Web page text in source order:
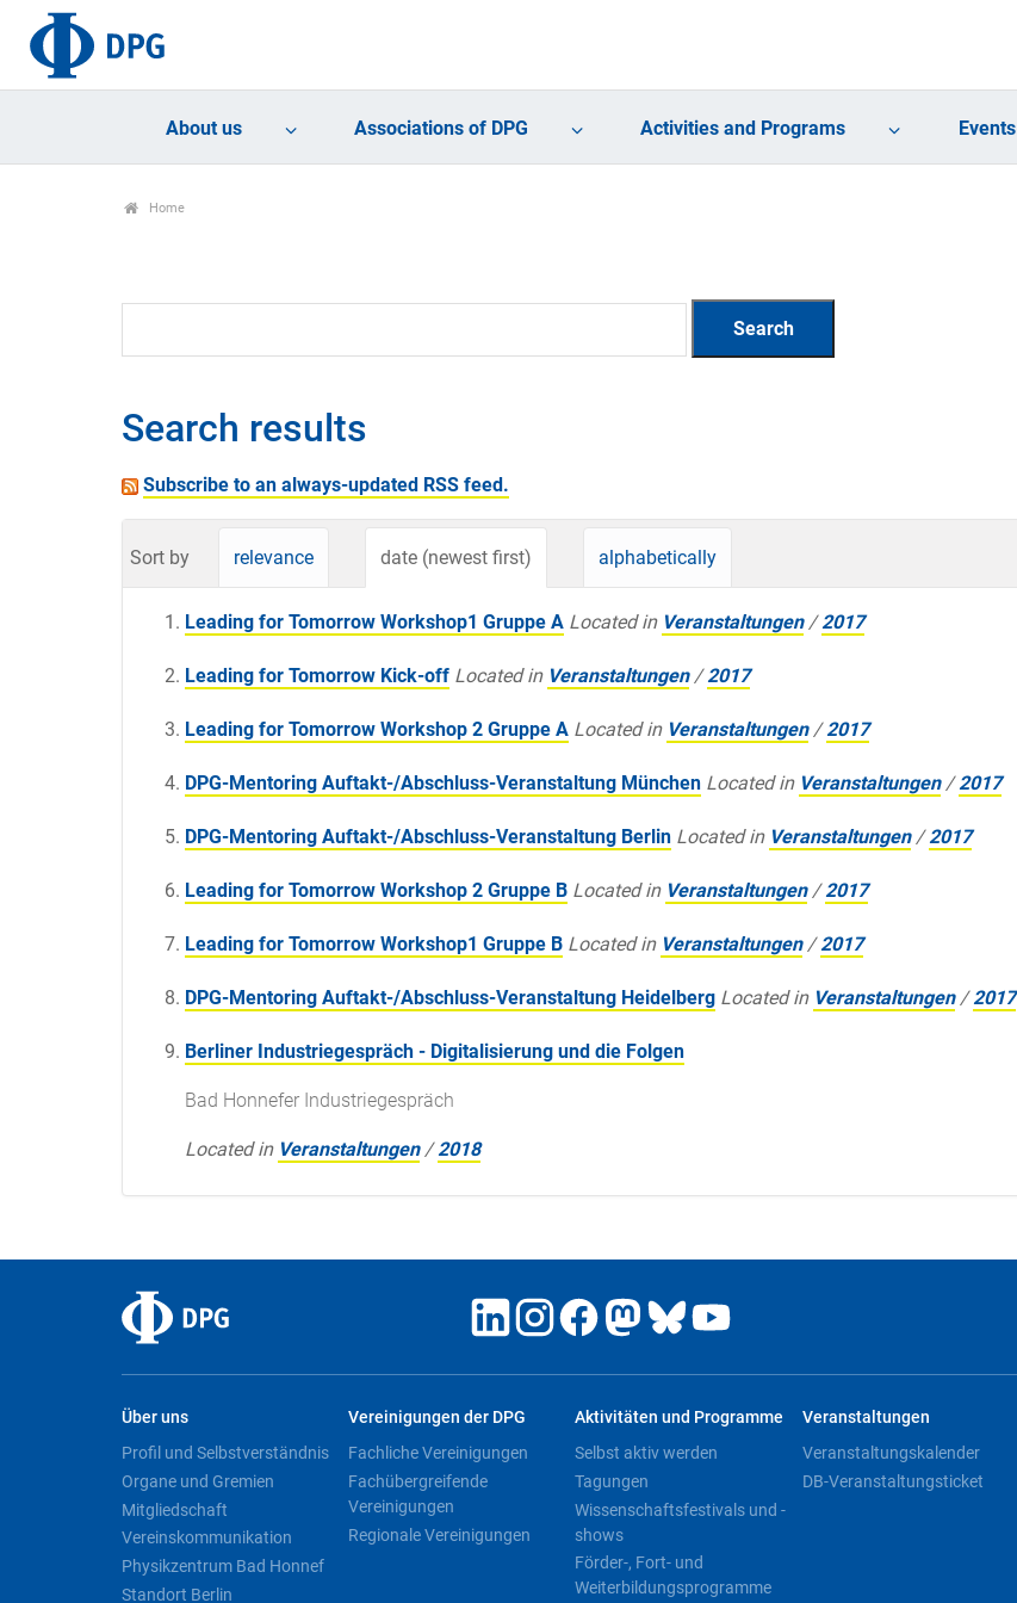
About us Associations of DPG Activities and Programs Events
Home
Search results
Subscribe to an always-updated RSS feed.
Sort by relevance date (newest first) alphabetically
Leading for Tomorrow Workshop1 Gruppe A Located in Veranstaltungen /2017
Leading for Tomorrow Kick-off Located in Veranstaltungen /2017
Leading for Tomorrow Workshop 2 Gruppe A Located in Veranstaltungen /2017
DPG-Mentoring Auftakt-/Abschluss-Veranstaltung München Located in Veranstaltungen /2017
DPG-Mentoring Auftakt-/Abschluss-Veranstaltung Berlin Located in Veranstaltungen /2017
Leading for Tomorrow Workshop 2 Gruppe B Located in Veranstaltungen /2017
Leading for Tomorrow Workshop1 Gruppe B Located in Veranstaltungen /2017
DPG-Mentoring Auftakt-/Abschluss-Veranstaltung Heidelberg Located in Veranstaltungen /2017
Berliner Industriegespräch - Digitalisierung und die Folgen
Bad Honnefer Industriegespräch
Located in Veranstaltungen /2018
Über uns
Profil und Selbstverständnis
Organe und Gremien
Mitgliedschaft
Vereinskommunikation
Physikzentrum Bad Honnef
Standort Berlin
Vereinigungen der DPG
Fachliche Vereinigungen
Fachübergreifende
Vereinigungen
Regionale Vereinigungen
Aktivitäten und Programme
Selbst aktiv werden
Tagungen
Wissenschaftsfestivals und -
shows
Förder-, Fort- und
Weiterbildungsprogramme
Veranstaltungen
Veranstaltungskalender
DB-Veranstaltungsticket